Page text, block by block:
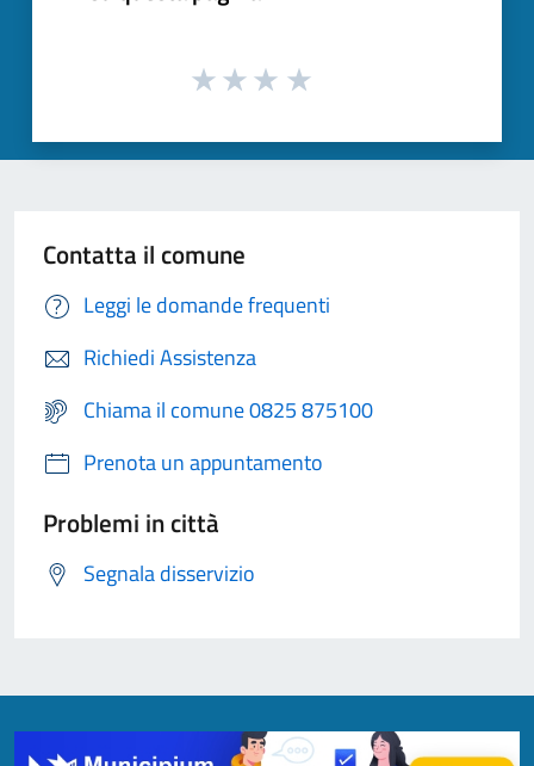
Contatta il comune
Leggi le domande frequenti
Richiedi Assistenza
Chiama il comune 0825 875100
Prenota un appuntamento
Problemi in città
Segnala disservizio